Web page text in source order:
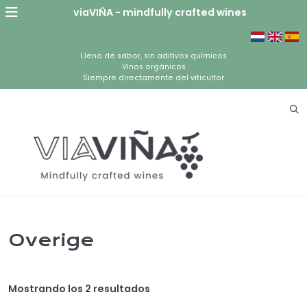
viaVIÑA - mindfully crafted wines
Lleno de sabor, sin aditivos químicos
Vinos orgánicos
Siempre directamente del viticultor
Overige
Mostrando los 2 resultados